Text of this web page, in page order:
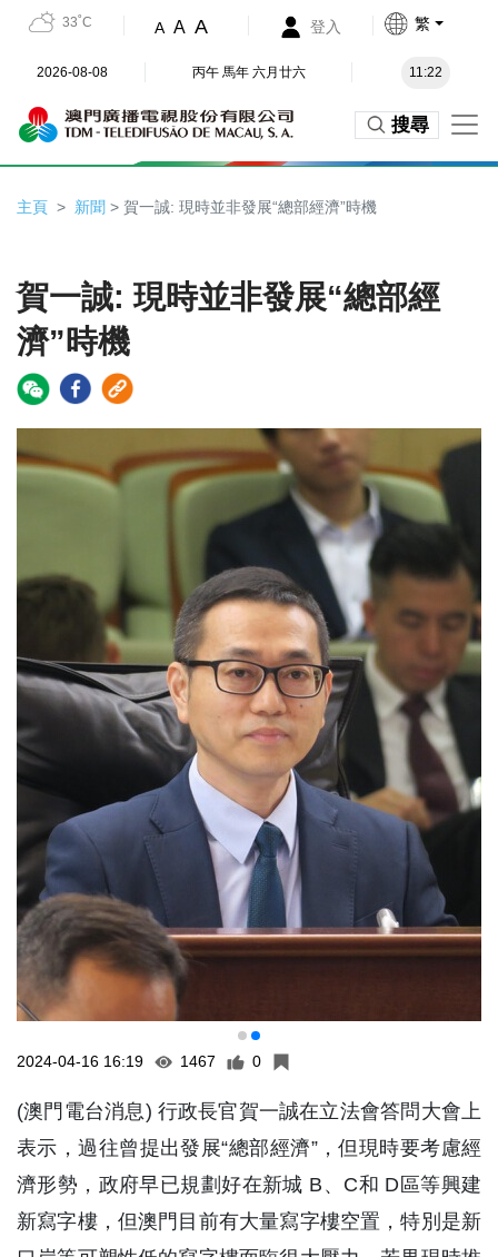
33˚C A A A 登入 繁
2026-08-08 丙午 馬年 六月廿六 11:22
搜尋
主頁 新聞 > 賀一誠: 現時並非發展“總部經濟”時機
賀一誠: 現時並非發展“總部經
濟”時機
2024-04-16 16:19 1467 0
(澳門電台消息) 行政長官賀一誠在立法會答問大會上
表示，過往曾提出發展“總部經濟”，但現時要考慮經
濟形勢，政府早已規劃好在新城 B、C和 D區等興建
新寫字樓，但澳門目前有大量寫字樓空置，特別是新